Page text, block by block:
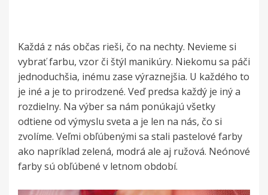
Každá z nás občas rieši, čo na nechty. Nevieme si
vybrať farbu, vzor či štýl manikúry. Niekomu sa páči
jednoduchšia, inému zase výraznejšia. U každého to
je iné a je to prirodzené. Veď predsa každý je iný a
rozdielny. Na výber sa nám ponúkajú všetky
odtiene od výmyslu sveta a je len na nás, čo si
zvolíme. Veľmi obľúbenými sa stali pastelové farby
ako napríklad zelená, modrá ale aj ružová. Neónové
farby sú obľúbené v letnom období.